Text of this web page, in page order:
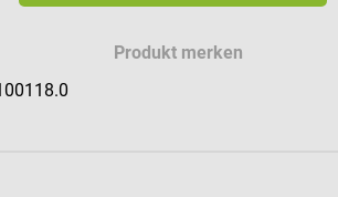
Produkt merken